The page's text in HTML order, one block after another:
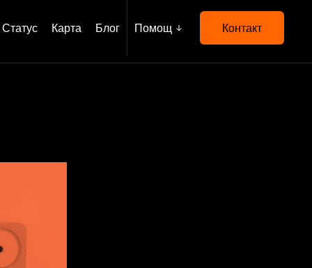
Статус Карта Блог Помощ Контакт